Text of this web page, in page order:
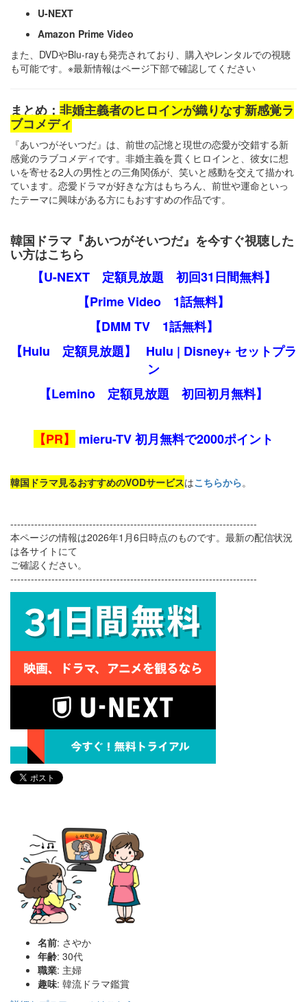
U-NEXT
Amazon Prime Video
また、DVDやBlu-rayも発売されており、購入やレンタルでの視聴
も可能です。​※最新情報はページ下部で確認してください
まとめ： 非婚主義者のヒロインが織りなす新感覚ラ
ブコメディ
『あいつがそいつだ』は、前世の記憶と現世の恋愛が交錯する新
感覚のラブコメディです。​非婚主義を貫くヒロインと、彼女に想
いを寄せる2人の男性との三角関係が、笑いと感動を交えて描かれ
ています。​恋愛ドラマが好きな方はもちろん、前世や運命といっ
たテーマに興味がある方にもおすすめの作品です。
韓国ドラマ『あいつがそいつだ』を今すぐ視聴した
い方はこちら
【U-NEXT 定額見放題 初回31日間無料】
【Prime Video 1話無料】
【DMM TV 1話無料】
【Hulu 定額見放題】
Hulu | Disney+ セットプラ
ン
【Lemino 定額見放題 初回初月無料】
【PR】 mieru-TV 初月無料で2000ポイント
韓国ドラマ見るおすすめのVODサービスはこちらから。
------------------------------------------------------------------------
本ページの情報は2026年1月6日時点のものです。最新の配信状況
は各サイトにて
ご確認ください。
------------------------------------------------------------------------
名前: さやか
年齢: 30代
職業: 主婦
趣味: 韓流ドラマ鑑賞